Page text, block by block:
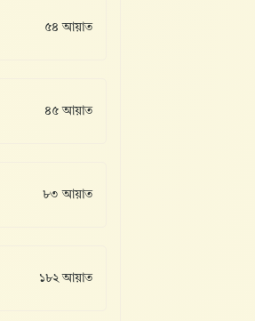
৫৪ আয়াত
৪৫ আয়াত
৮৩ আয়াত
১৮২ আয়াত